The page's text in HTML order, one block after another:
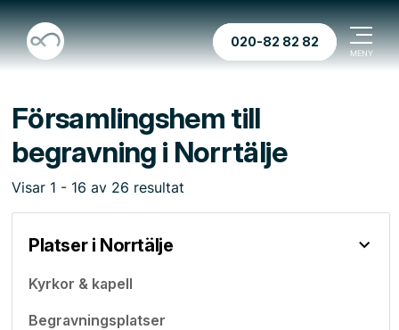
020-82 82 82
Församlingshem till
begravning i Norrtälje
Visar 1 - 16 av 26 resultat
Platser i Norrtälje
Kyrkor & kapell
Begravningsplatser